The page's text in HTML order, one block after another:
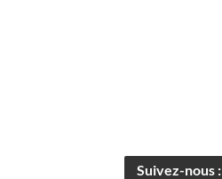
Suivez-nous :